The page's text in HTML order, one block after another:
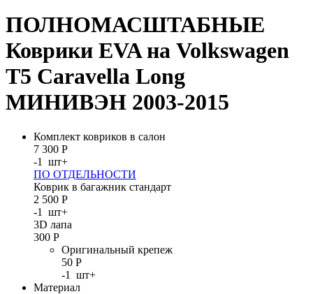
ПОЛНОМАСШТАБНЫЕ
Коврики EVA на Volkswagen
T5 Caravella Long
МИНИВЭН 2003-2015
Комплект ковриков в салон
7 300 Р
-1 шт+
ПО ОТДЕЛЬНОСТИ
Коврик в багажник стандарт
2 500 Р
-1 шт+
3D лапа
300 Р
Оригинальный крепеж
50 Р
-1 шт+
Материал